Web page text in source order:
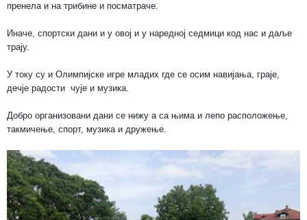
пренела и на трибине и посматраче.
Иначе, спортски дани и у овој и у наредној седмици код нас и даље
трају.
У току су и Олимпијске игре младих где се осим навијања, граје,
дечје радости чује и музика.
Добро организовани дани се нижу а са њима и лепо расположење,
такмичење, спорт, музика и дружење.